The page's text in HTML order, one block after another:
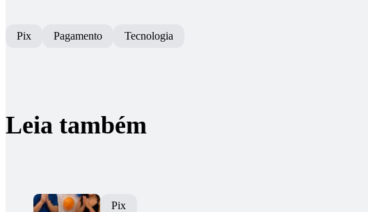
Pix Pagamento Tecnologia
Leia também
Pix